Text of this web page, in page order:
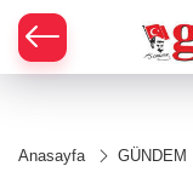
Anasayfa GÜNDEM